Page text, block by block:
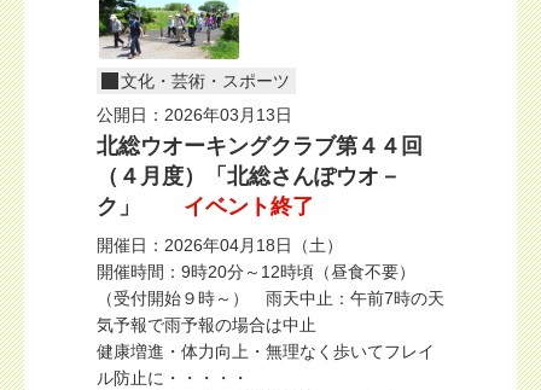
文化・芸術・スポーツ
公開日：2026年03月13日
北総ウオーキングクラブ第４４回
（４月度）「北総さんぽウオ－
ク」
イベント終了
開催日：2026年04月18日（土）
開催時間：9時20分～12時頃（昼食不要）
（受付開始９時～） 雨天中止：午前7時の天
気予報で雨予報の場合は中止
健康増進・体力向上・無理なく歩いてフレイ
ル防止に・・・・・